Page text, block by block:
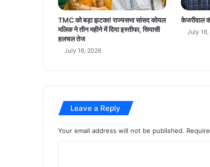
त्म
नि
र्भ
र
TMC को बड़ा झटका! राज्यसभा सांसद कोयल
मलिक ने तीन महीने में दिया इस्तीफा, सियासी
हलचल तेज
July 16, 2026
केजरीवाल
July
Leave a Reply
Your email address will not be published.